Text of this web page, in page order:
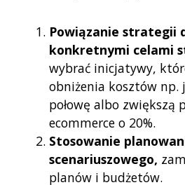
Powiązanie strategii
konkretnymi celami
wybrać inicjatywy,
obniżenia kosztów np.
połowę albo zwiększą
ecommerce o 20%.
Stosowanie
scenariuszowego,
planów i budżetów.